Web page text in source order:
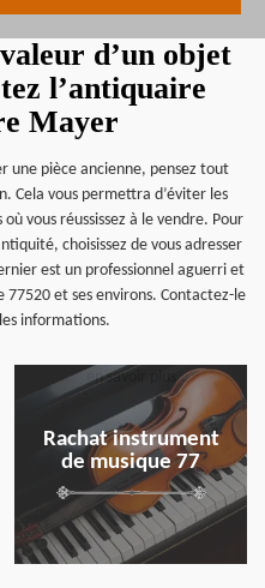
d’un objet
l’antiquaire
Mayer
une pièce ancienne, pensez tout
Cela vous permettra d’éviter les
vous réussissez à le vendre. Pour
choisissez de vous adresser
est un professionnel aguerri et
et ses environs. Contactez-le
informations.
Rachat instrument
de musique 77
en savoir plus